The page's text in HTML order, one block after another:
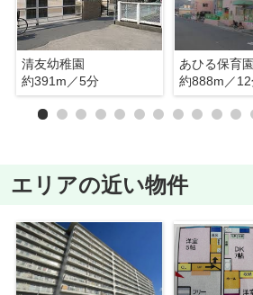
清友幼稚園
約391m／5分
あひる保育園
約888m／
エリアの近い物件